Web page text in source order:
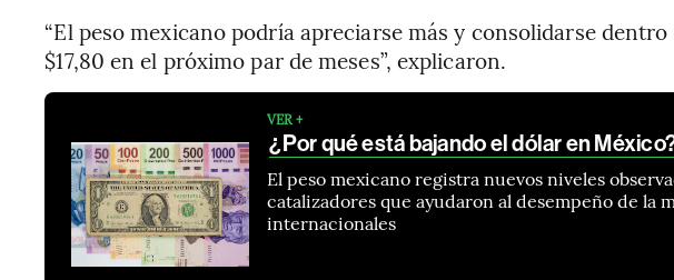
“El peso mexicano podría apreciarse más y consolidarse
$17,80 en el próximo par de meses”, explicaron.
VER +
¿Por qué está bajando el dólar en
El peso mexicano registra nuevos niveles
catalizadores que ayudaron al desempeño de la
internacionales